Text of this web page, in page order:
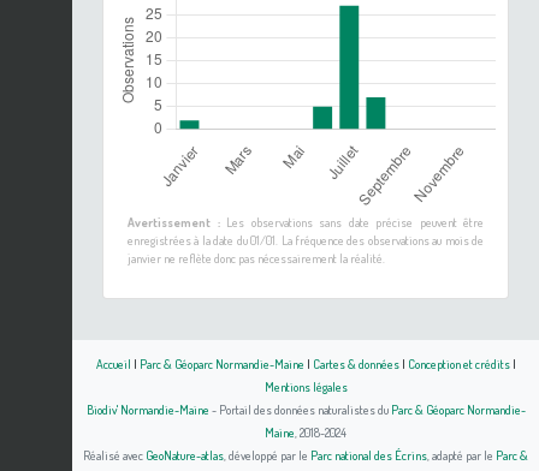
Avertissement :Les observations sans date précise peuvent être
enregistrées à la date du 01/01. La fréquence des observations au mois de
janvier ne reflète donc pas nécessairement la réalité.
Accueil | Parc & Géoparc Normandie-Maine | Cartes & données| Conception et crédits|
Mentions légales
Biodiv' Normandie-Maine - Portail des données naturalistes du Parc & Géoparc Normandie-
Maine , 2018-2024
Réalisé avec GeoNature-atlas , développé par le Parc national des Écrins , adapté par le Parc &